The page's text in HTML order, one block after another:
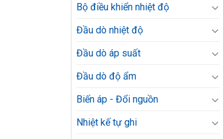
Bộ điều khiển nhiệt độ
Đầu dò nhiệt độ
Đầu dò áp suất
Đầu dò độ ẩm
Biến áp - Đổi nguồn
Nhiệt kế tự ghi